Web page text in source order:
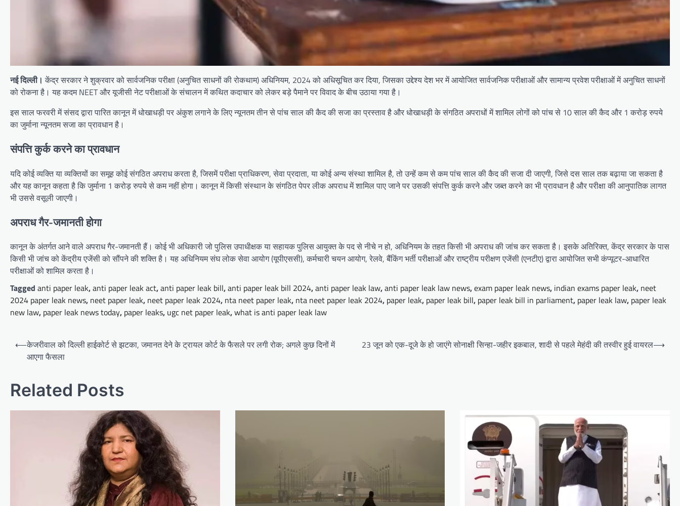
नई दिल्ली। केंद्र सरकार ने शुक्रवार को सार्वजनिक परीक्षा (अनुचित साधनों की रोकथाम) अधिनियम, 2024 को अधिसूचित कर दिया, जिसका उद्देश्य देश भर में आयोजित सार्वजनिक परीक्षाओं और सामान्य प्रवेश परीक्षाओं में अनुचित साधनों
को रोकना है। यह कदम NEET और यूजीसी नेट परीक्षाओं के संचालन में कथित कदाचार को लेकर बड़े पैमाने पर विवाद के बीच उठाया गया है।
इस साल फरवरी में संसद द्वारा पारित कानून में धोखाधड़ी पर अंकुश लगाने के लिए न्यूनतम तीन से पांच साल की कैद की सजा का प्रस्ताव है और धोखाधड़ी के संगठित अपराधों में शामिल लोगों को पांच से 10 साल की कैद और 1 करोड़ रुपये
का जुर्माना न्यूनतम सजा का प्रावधान है।
संपत्ति कुर्क करने का प्रावधान
यदि कोई व्यक्ति या व्यक्तियों का समूह कोई संगठित अपराध करता है, जिसमें परीक्षा प्राधिकरण, सेवा प्रदाता, या कोई अन्य संस्था शामिल है, तो उन्हें कम से कम पांच साल की कैद की सजा दी जाएगी, जिसे दस साल तक बढ़ाया जा सकता है
और यह कानून कहता है कि जुर्माना 1 करोड़ रुपये से कम नहीं होगा। कानून में किसी संस्थान के संगठित पेपर लीक अपराध में शामिल पाए जाने पर उसकी संपत्ति कुर्क करने और जब्त करने का भी प्रावधान है और परीक्षा की आनुपातिक लागत
भी उससे वसूली जाएगी।
अपराध गैर-जमानती होगा
कानून के अंतर्गत आने वाले अपराध गैर-जमानती हैं। कोई भी अधिकारी जो पुलिस उपाधीक्षक या सहायक पुलिस आयुक्त के पद से नीचे न हो, अधिनियम के तहत किसी भी अपराध की जांच कर सकता है। इसके अतिरिक्त, केंद्र सरकार के पास
किसी भी जांच को केंद्रीय एजेंसी को सौंपने की शक्ति है। यह अधिनियम संघ लोक सेवा आयोग (यूपीएससी), कर्मचारी चयन आयोग, रेलवे, बैंकिंग भर्ती परीक्षाओं और राष्ट्रीय परीक्षण एजेंसी (एनटीए) द्वारा आयोजित सभी कंप्यूटर-आधारित
परीक्षाओं को शामिल करता है।
Tagged anti paper leak,anti paper leak act,anti paper leak bill,anti paper leak bill 2024,anti paper leak law,anti paper leak law news,exam paper leak news, indian exams paper leak, neet
2024 paper leak news, neet paper leak, neet paper leak 2024, nta neet paper leak, nta neet paper leak 2024, paper leak, paper leak bill, paper leak bill in parliament, paper leak law, paper leak
new law, paper leak news today, paper leaks, ugc net paper leak,what is anti paper leak law
Post
navigation
⟵केजरीवाल को दिल्ली हाईकोर्ट से झटका, जमानत देने के ट्रायल कोर्ट के फैसले पर लगी रोक; अगले कुछ दिनों में
आएगा फैसला
23 जून को एक-दूजे के हो जाएंगे सोनाक्षी सिन्हा-जहीर इकबाल, शादी से पहले मेहंदी की तस्वीर हुई वायरल⟶
Related Posts